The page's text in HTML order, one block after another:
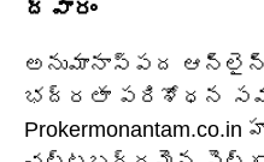
ద్వారం
అనుమానాస్పద
భద్రతా పరిశోధన